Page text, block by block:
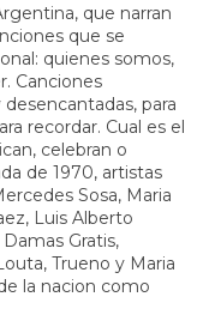
que narran
que se
quienes somos,
Canciones
para
recordar. Cual es el
celebran o
de 1970, artistas
Sosa, Maria
Luis Alberto
Gratis,
Trueno y Maria
la nacion como